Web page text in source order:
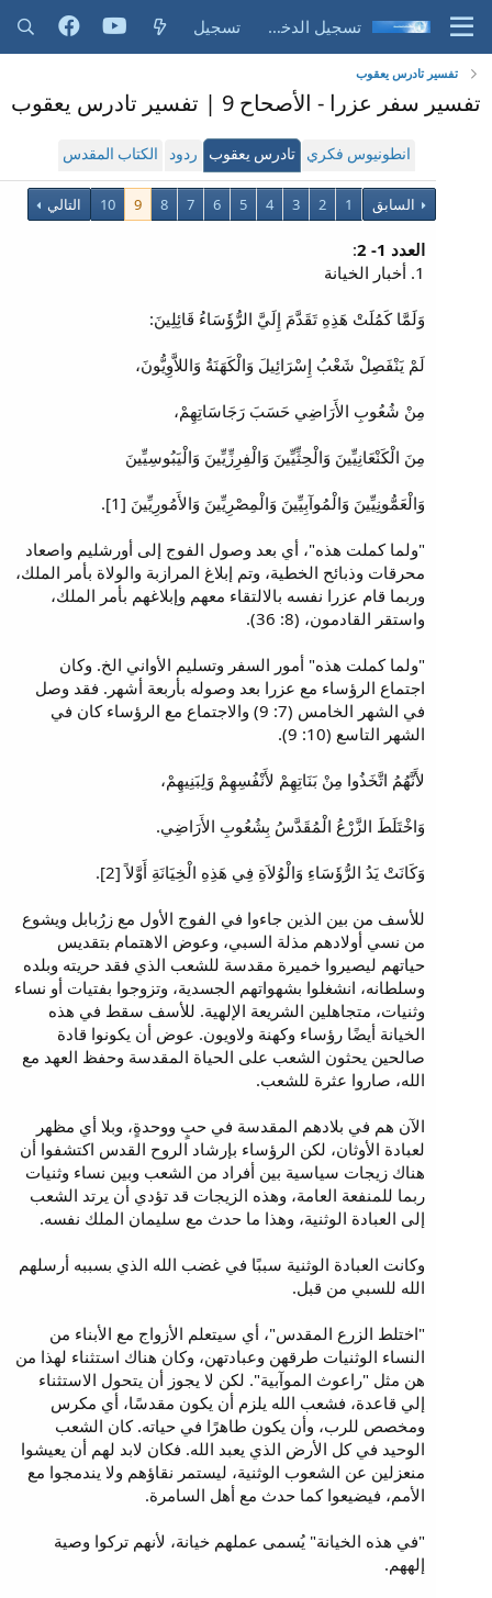
تسجيل الدخول تسجيل
تفسير تادرس يعقوب
تفسير سفر عزرا - الأصحاح 9 | تفسير تادرس يعقوب
انطونيوس فكري تادرس يعقوب ردود الكتاب المقدس
السابق 1
2
3
4
5
6
7
8
9
10 التالي
العدد 1- 2
:
1. أخبار الخيانة
وَلَمَّا كَمُلَتْ هَذِهِ تَقَدَّمَ إِلَيَّ الرُّؤَسَاءُ قَائِلِينَ:
لَمْ يَنْفَصِلْ شَعْبُ إِسْرَائِيلَ وَالْكَهَنَةُ وَاللاَّوِيُّونَ،
مِنْ شُعُوبِ الأَرَاضِي حَسَبَ رَجَاسَاتِهِمْ،
مِنَ الْكَنْعَانِيِّينَ وَالْحِثِّيِّينَ وَالْفِرِزِّيِّينَ وَالْيَبُوسِيِّينَ
وَالْعَمُّونِيِّينَ وَالْمُوآبِيِّينَ وَالْمِصْرِيِّينَ وَالأَمُورِيِّينَ [1].
"ولما كملت هذه"، أي بعد وصول الفوج إلى أورشليم واصعاد
محرقات وذبائح الخطية، وتم إبلاغ المرازبة والولاة بأمر الملك،
وربما قام عزرا نفسه بالالتقاء معهم وإبلاغهم بأمر الملك،
واستقر القادمون، (8: 36).
"ولما كملت هذه" أمور السفر وتسليم الأواني الخ. وكان
اجتماع الرؤساء مع عزرا بعد وصوله بأربعة أشهر. فقد وصل
في الشهر الخامس (7: 9) والاجتماع مع الرؤساء كان في
الشهر التاسع (10: 9).
لأَنَّهُمُ اتَّخَذُوا مِنْ بَنَاتِهِمْ لأَنْفُسِهِمْ وَلِبَنِيهِمْ،
وَاخْتَلَطَ الزَّرْعُ الْمُقَدَّسُ بِشُعُوبِ الأَرَاضِي.
وَكَانَتْ يَدُ الرُّؤَسَاءِ وَالْوُلاَةِ فِي هَذِهِ الْخِيَانَةِ أَوَّلاً [2].
للأسف من بين الذين جاءوا في الفوج الأول مع زرُبابل ويشوع
من نسي أولادهم مذلة السبي، وعوض الاهتمام بتقديس
حياتهم ليصيروا خميرة مقدسة للشعب الذي فقد حريته وبلده
وسلطانه، انشغلوا بشهواتهم الجسدية، وتزوجوا بفتيات أو نساء
وثنيات، متجاهلين الشريعة الإلهية. للأسف سقط في هذه
الخيانة أيضًا رؤساء وكهنة ولاويون. عوض أن يكونوا قادة
صالحين يحثون الشعب على الحياة المقدسة وحفظ العهد مع
الله، صاروا عثرة للشعب.
الآن هم في بلادهم المقدسة في حبٍ ووحدةٍ، وبلا أي مظهر
لعبادة الأوثان، لكن الرؤساء بإرشاد الروح القدس اكتشفوا أن
هناك زيجات سياسية بين أفراد من الشعب وبين نساء وثنيات
ربما للمنفعة العامة، وهذه الزيجات قد تؤدي أن يرتد الشعب
إلى العبادة الوثنية، وهذا ما حدث مع سليمان الملك نفسه.
وكانت العبادة الوثنية سببًا في غضب الله الذي بسببه أرسلهم
الله للسبي من قبل.
"اختلط الزرع المقدس"، أي سيتعلم الأزواج مع الأبناء من
النساء الوثنيات طرقهن وعبادتهن، وكان هناك استثناء لهذا من
هن مثل "راعوث الموآبية". لكن لا يجوز أن يتحول الاستثناء
إلي قاعدة، فشعب الله يلزم أن يكون مقدسًا، أي مكرس
ومخصص للرب، وأن يكون طاهرًا في حياته. كان الشعب
الوحيد في كل الأرض الذي يعبد الله. فكان لابد لهم أن يعيشوا
منعزلين عن الشعوب الوثنية، ليستمر نقاؤهم ولا يندمجوا مع
الأمم، فيضيعوا كما حدث مع أهل السامرة.
"في هذه الخيانة" يُسمى عملهم خيانة، لأنهم تركوا وصية
إلههم.